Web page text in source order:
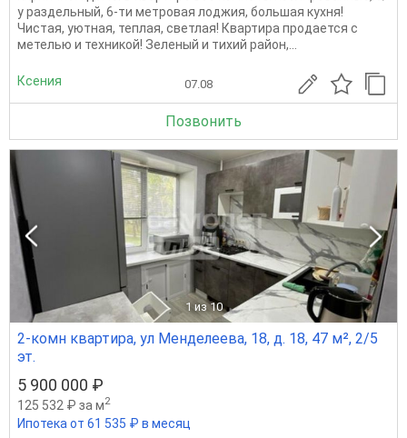
у раздельный, 6-ти метровая лоджия, большая кухня!
Чистая, уютная, теплая, светлая! Квартира продается с
метелью и техникой! Зеленый и тихий район,...
Ксения 07.08
Позвонить
1 из 10
2-комн квартира, ул Менделеева, 18, д. 18, 47 м², 2/5
эт.
5 900 000 ₽
125 532 ₽ за м2
Ипотека от 61 535 ₽ в месяц